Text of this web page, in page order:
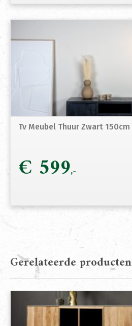
Tv Meubel Thuur Zwart 150cm
€ 599
Gerelateerde producten